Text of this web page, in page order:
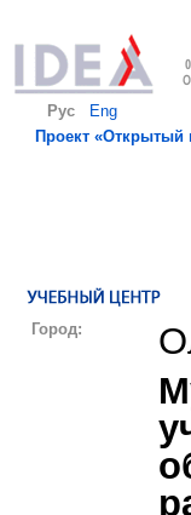
Рус
Eng
Проект «Открытый
Город: